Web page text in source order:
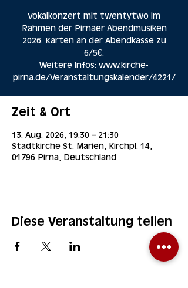
Vokalkonzert mit twentytwo im
Rahmen der Pirnaer Abendmusiken
2026. Karten an der Abendkasse zu
6/5€.
Weitere Infos: www.kirche-
pirna.de/Veranstaltungskalender/4221/
Zeit & Ort
13. Aug. 2026, 19:30 – 21:30
Stadtkirche St. Marien, Kirchpl. 14,
01796 Pirna, Deutschland
Diese Veranstaltung teilen